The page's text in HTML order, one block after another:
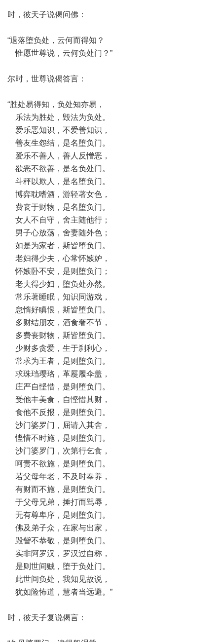
时，彼天子说偈问佛：
“退落堕负处，云何而得知？
惟愿世尊说，云何负处门？”
尔时，世尊说偈答言：
“胜处易得知，负处知亦易，
乐法为胜处，毁法为负处。
爱乐恶知识，不爱善知识，
善友生怨结，是名堕负门。
爱乐不善人，善人反憎恶，
欲恶不欲善，是名负处门。
斗秤以欺人，是名堕负门。
博弈耽嗜酒，游轻著女色，
费丧于财物，是名堕负门。
女人不自守，舍主随他行；
男子心放荡，舍妻随外色；
如是为家者，斯皆堕负门。
老妇得少夫，心常怀嫉妒，
怀嫉卧不安，是则堕负门；
老夫得少妇，堕负处亦然。
常乐著睡眠，知识同游戏，
怠惰好瞋恨，斯皆堕负门。
多财结朋友，酒食奢不节，
多费丧财物，斯皆堕负门。
少财多贪爱，生于刹利心，
常求为王者，是则堕负门。
求珠珰璎珞，革屣履伞盖，
庄严自悭惜，是则堕负门。
受他丰美食，自悭惜其财，
食他不反报，是则堕负门。
沙门婆罗门，屈请入其舍，
悭惜不时施，是则堕负门。
沙门婆罗门，次第行乞食，
呵责不欲施，是则堕负门。
若父母年老，不及时奉养，
有财而不施，是则堕负门。
于父母兄弟，捶打而骂辱，
无有尊卑序，是则堕负门。
佛及弟子众，在家与出家，
毁訾不恭敬，是则堕负门。
实非阿罗汉，罗汉过自称，
是则世间贼，堕于负处门。
此世间负处，我知见故说，
犹如险怖道，慧者当远避。”
时，彼天子复说偈言：